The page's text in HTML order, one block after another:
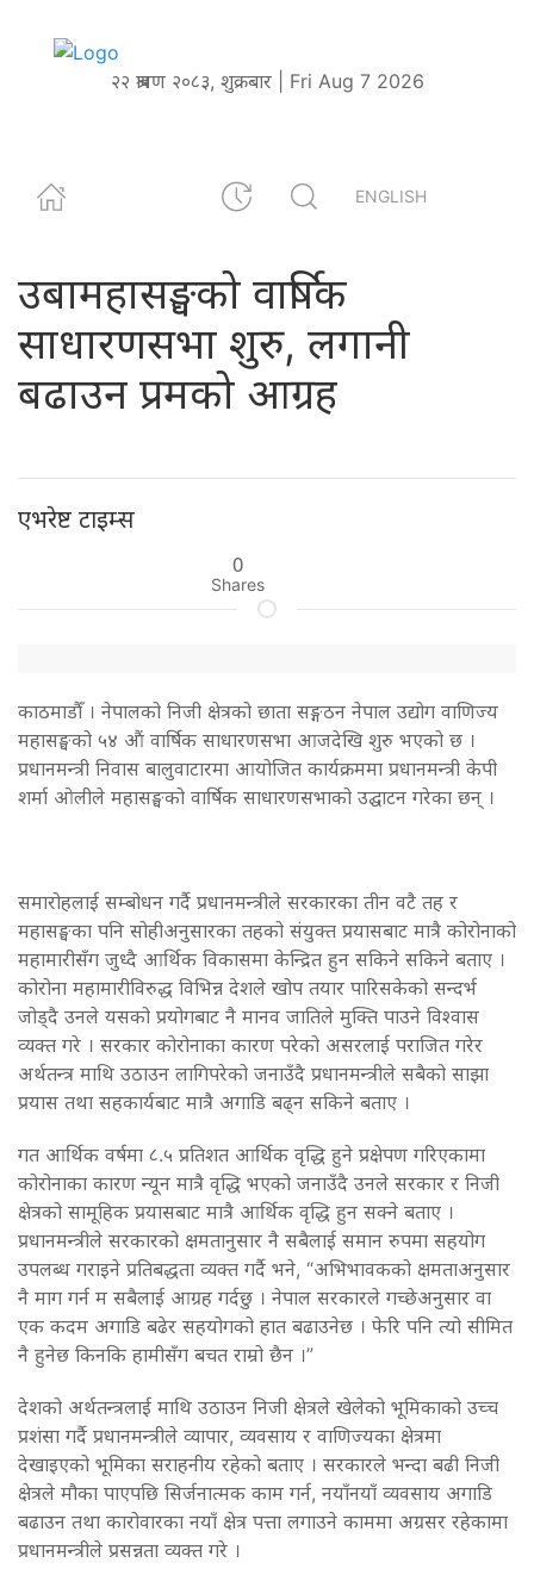
२२ श्रावण २०८३, शुक्रबार | Fri Aug 7 2026
ENGLISH
उबामहासङ्घको वार्षिक
साधारणसभा शुरु, लगानी
बढाउन प्रमको आग्रह
एभरेष्ट टाइम्स
0
Shares
काठमाडौँ । नेपालको निजी क्षेत्रको छाता सङ्गठन नेपाल उद्योग वाणिज्य
महासङ्घको ५४ औं वार्षिक साधारणसभा आजदेखि शुरु भएको छ ।
प्रधानमन्त्री निवास बालुवाटारमा आयोजित कार्यक्रममा प्रधानमन्त्री केपी
शर्मा ओलीले महासङ्घको वार्षिक साधारणसभाको उद्घाटन गरेका छन् ।
समारोहलाई सम्बोधन गर्दै प्रधानमन्त्रीले सरकारका तीन वटै तह र
महासङ्घका पनि सोहीअनुसारका तहको संयुक्त प्रयासबाट मात्रै कोरोनाको
महामारीसँग जुध्दै आर्थिक विकासमा केन्द्रित हुन सकिने सकिने बताए ।
कोरोना महामारीविरुद्ध विभिन्न देशले खोप तयार पारिसकेको सन्दर्भ
जोड्दै उनले यसको प्रयोगबाट नै मानव जातिले मुक्ति पाउने विश्वास
व्यक्त गरे । सरकार कोरोनाका कारण परेको असरलाई पराजित गरेर
अर्थतन्त्र माथि उठाउन लागिपरेको जनाउँदै प्रधानमन्त्रीले सबैको साझा
प्रयास तथा सहकार्यबाट मात्रै अगाडि बढ्न सकिने बताए ।
गत आर्थिक वर्षमा ८.५ प्रतिशत आर्थिक वृद्धि हुने प्रक्षेपण गरिएकामा
कोरोनाका कारण न्यून मात्रै वृद्धि भएको जनाउँदै उनले सरकार र निजी
क्षेत्रको सामूहिक प्रयासबाट मात्रै आर्थिक वृद्धि हुन सक्ने बताए ।
प्रधानमन्त्रीले सरकारको क्षमतानुसार नै सबैलाई समान रुपमा सहयोग
उपलब्ध गराइने प्रतिबद्धता व्यक्त गर्दै भने, “अभिभावकको क्षमताअनुसार
नै माग गर्न म सबैलाई आग्रह गर्दछु । नेपाल सरकारले गच्छेअनुसार वा
एक कदम अगाडि बढेर सहयोगको हात बढाउनेछ । फेरि पनि त्यो सीमित
नै हुनेछ किनकि हामीसँग बचत राम्रो छैन ।”
देशको अर्थतन्त्रलाई माथि उठाउन निजी क्षेत्रले खेलेको भूमिकाको उच्च
प्रशंसा गर्दै प्रधानमन्त्रीले व्यापार, व्यवसाय र वाणिज्यका क्षेत्रमा
देखाइएको भूमिका सराहनीय रहेको बताए । सरकारले भन्दा बढी निजी
क्षेत्रले मौका पाएपछि सिर्जनात्मक काम गर्न, नयाँनयाँ व्यवसाय अगाडि
बढाउन तथा कारोवारका नयाँ क्षेत्र पत्ता लगाउने काममा अग्रसर रहेकामा
प्रधानमन्त्रीले प्रसन्नता व्यक्त गरे ।